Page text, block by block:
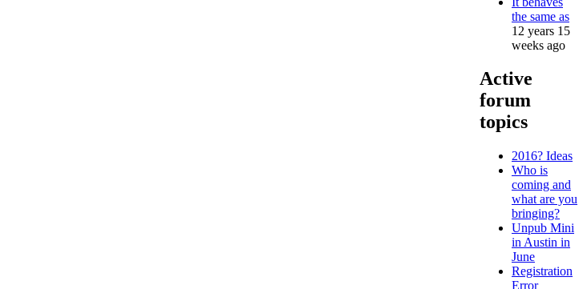
the same as
12 years 15
weeks ago
Active
forum
topics
2016? Ideas
Who is
coming and
what are you
bringing?
Unpub Mini
in Austin in
June
Registration
Error